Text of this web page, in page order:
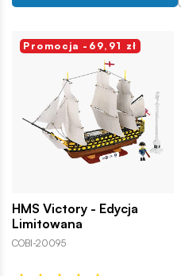
Promocja -69,91 zł
HMS Victory - Edycja
Limitowana
COBI-20095